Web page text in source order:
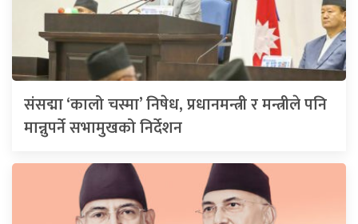
संसद्मा ‘कालो चस्मा’ निषेध, प्रधानमन्त्री र मन्त्रीले पनि
मान्नुपर्ने सभामुखको निर्देशन